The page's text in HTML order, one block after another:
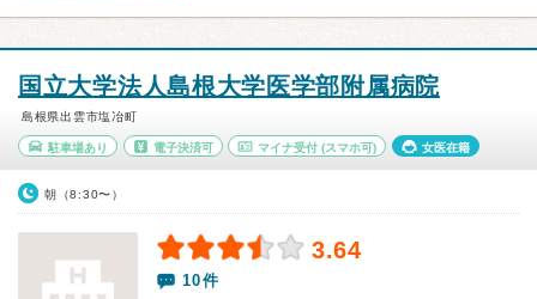
国立大学法人島根大学医学部附属病院
島根県出雲市塩冶町
駐車場あり 電子決済可 マイナ受付 (スマホ可) 女医在籍
朝（8:30〜）
3.64
10件